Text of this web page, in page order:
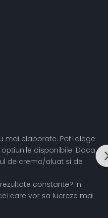
mai elaborate. Poti alege
disponibile. Daca
de crema/aluat si de
constante? In
care vor sa lucreze mai